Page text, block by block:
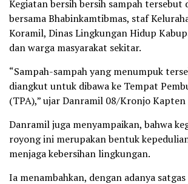
Kegiatan bersih bersih sampah tersebut
bersama Bhabinkamtibmas, staf
Koramil, Dinas Lingkungan Hidup
dan warga masyarakat sekitar.
“Sampah-sampah yang menumpuk
diangkut untuk dibawa ke Tempat
(TPA),” ujar Danramil 08/Kronjo
Danramil juga menyampaikan, bahwa
royong ini merupakan bentuk
menjaga kebersihan lingkungan.
Ia menambahkan, dengan adanya